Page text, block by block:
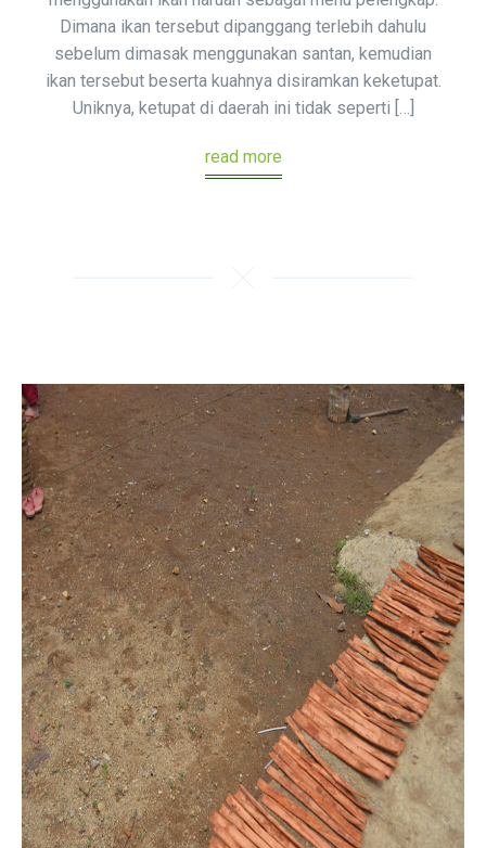
Dimana ikan tersebut dipanggang terlebih dahulu
sebelum dimasak menggunakan santan, kemudian
ikan tersebut beserta kuahnya disiramkan keketupat.
Uniknya, ketupat di daerah ini tidak seperti […]
read more